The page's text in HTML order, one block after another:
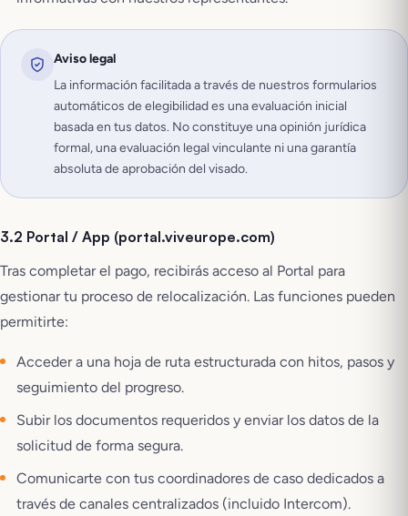
Aviso legal
La información facilitada a través de nuestros formularios
automáticos de elegibilidad es una evaluación inicial
basada en tus datos. No constituye una opinión jurídica
formal, una evaluación legal vinculante ni una garantía
absoluta de aprobación del visado.
3.2 Portal / App (portal.viveurope.com)
Tras completar el pago, recibirás acceso al Portal para
gestionar tu proceso de relocalización. Las funciones pueden
permitirte:
Acceder a una hoja de ruta estructurada con hitos, pasos y
seguimiento del progreso.
Subir los documentos requeridos y enviar los datos de la
solicitud de forma segura.
Comunicarte con tus coordinadores de caso dedicados a
través de canales centralizados (incluido Intercom).